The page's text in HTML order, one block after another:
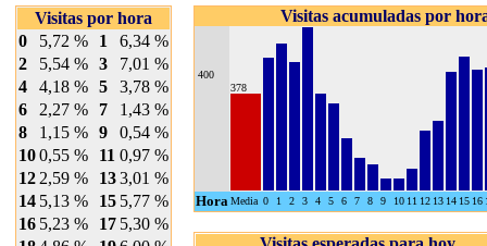
Visitas por hora
0
5,72 % 1
6,34 %
2
5,54 % 3
7,01 %
4
4,18 % 5
3,78 %
6
2,27 % 7
1,43 %
8
1,15 % 9
0,54 %
100,55 % 11 0,97 %
12 2,59 % 133,01 %
14 5,13 % 15 5,77 %
16 5,23 % 17 5,30 %
Visitas acumuladas por
400
378
HoraMedia 0 1 2 3 4 5 6 7 8 9 10 11 12 13 14 15 16